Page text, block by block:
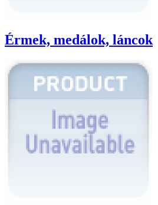
Érmek, medálok, láncok